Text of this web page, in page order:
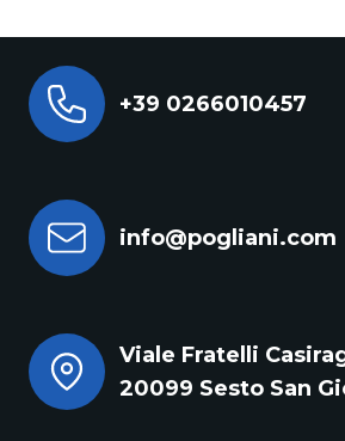
+39 0266010457
info@pogliani.com
Viale Fratelli
20099 Sesto San